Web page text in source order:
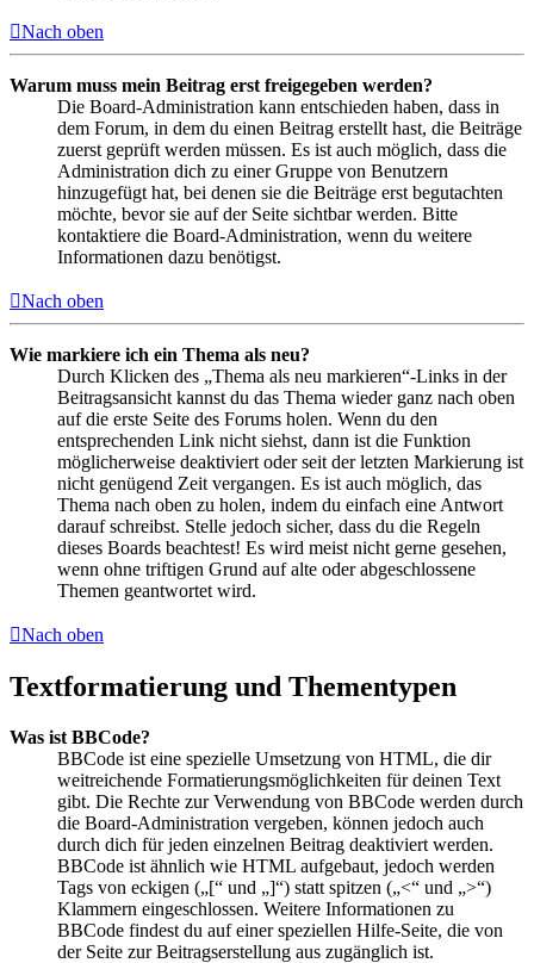
Nach oben
Warum muss mein Beitrag erst freigegeben werden?
Die Board-Administration kann entschieden haben, dass in
dem Forum, in dem du einen Beitrag erstellt hast, die Beiträge
zuerst geprüft werden müssen. Es ist auch möglich, dass die
Administration dich zu einer Gruppe von Benutzern
hinzugefügt hat, bei denen sie die Beiträge erst begutachten
möchte, bevor sie auf der Seite sichtbar werden. Bitte
kontaktiere die Board-Administration, wenn du weitere
Informationen dazu benötigst.
Nach oben
Wie markiere ich ein Thema als neu?
Durch Klicken des „Thema als neu markieren“-Links in der
Beitragsansicht kannst du das Thema wieder ganz nach oben
auf die erste Seite des Forums holen. Wenn du den
entsprechenden Link nicht siehst, dann ist die Funktion
möglicherweise deaktiviert oder seit der letzten Markierung ist
nicht genügend Zeit vergangen. Es ist auch möglich, das
Thema nach oben zu holen, indem du einfach eine Antwort
darauf schreibst. Stelle jedoch sicher, dass du die Regeln
dieses Boards beachtest! Es wird meist nicht gerne gesehen,
wenn ohne triftigen Grund auf alte oder abgeschlossene
Themen geantwortet wird.
Nach oben
Textformatierung und Thementypen
Was ist BBCode?
BBCode ist eine spezielle Umsetzung von HTML, die dir
weitreichende Formatierungsmöglichkeiten für deinen Text
gibt. Die Rechte zur Verwendung von BBCode werden durch
die Board-Administration vergeben, können jedoch auch
durch dich für jeden einzelnen Beitrag deaktiviert werden.
BBCode ist ähnlich wie HTML aufgebaut, jedoch werden
Tags von eckigen („[“ und „]“) statt spitzen („<“ und „>“)
Klammern eingeschlossen. Weitere Informationen zu
BBCode findest du auf einer speziellen Hilfe-Seite, die von
der Seite zur Beitragserstellung aus zugänglich ist.